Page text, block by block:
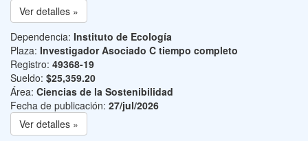
Ver detalles »
Dependencia: Instituto de Ecología
Plaza: Investigador Asociado C tiempo completo
Registro: 49368-19
Sueldo: $25,359.20
Área: Ciencias de la Sostenibilidad
Fecha de publicación: 27/jul/2026
Ver detalles »